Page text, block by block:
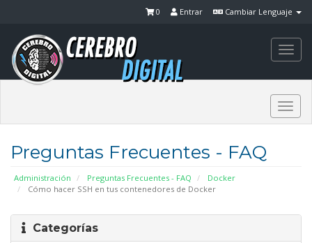
Cambiar Lenguaje
Entrar
0
Preguntas Frecuentes - FAQ
Administración Preguntas Frecuentes - FAQ
Docker
Cómo hacer SSH en tus contenedores de Docker
Categorías